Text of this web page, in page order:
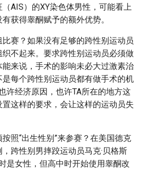
AIS）的XY染色体男性，可能看上
获得睾酮赋予的额外优势。
赛？如果没有足够的跨性别运动员
不起来。要求跨性别运动员必须做
来说，手术的影响未必大过激素治
每个跨性别运动员都有做手术的机
许经济原因，也许TA所在的地方这
这样的要求，会让这样的运动员失
照“出生性别”来参赛？在美国德克
跨性别男摔跤运动员马克·贝格斯
是女性，但高中时开始使用睾酮改